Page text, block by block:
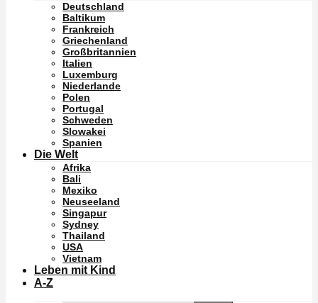
Deutschland
Baltikum
Frankreich
Griechenland
Großbritannien
Italien
Luxemburg
Niederlande
Polen
Portugal
Schweden
Slowakei
Spanien
Die Welt
Afrika
Bali
Mexiko
Neuseeland
Singapur
Sydney
Thailand
USA
Vietnam
Leben mit Kind
A-Z